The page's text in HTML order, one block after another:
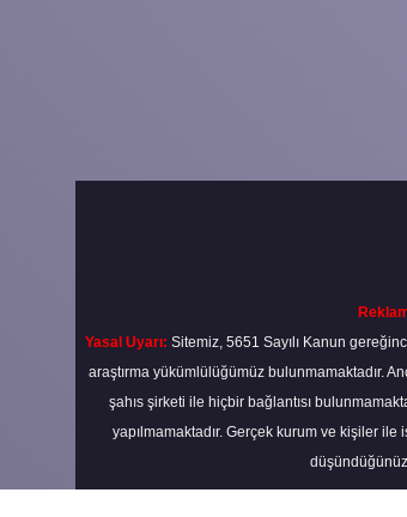
Yasal Uyarı: Sitemiz, 5651 Sayılı Kanun
araştırma yükümlülüğümüz bulunmamaktadır.
şahıs şirketi ile hiçbir bağlantısı
yapılmamaktadır. Gerçek kurum ve kişiler